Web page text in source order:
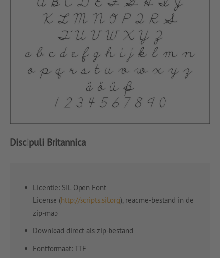
Discipuli Britannica
Licentie: SIL Open Font
License (http://scripts.sil.org), readme-bestand in de
zip-map
Download direct als zip-bestand
Fontformaat: TTF